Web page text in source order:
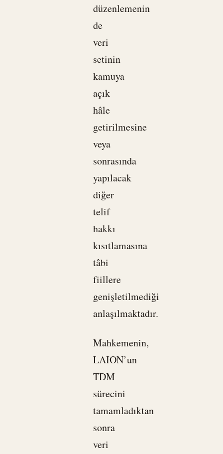
düzenlemenin
de
veri
setinin
kamuya
açık
hâle
getirilmesine
veya
sonrasında
yapılacak
diğer
telif
hakkı
kısıtlamasına
tâbi
fiillere
genişletilmediği
anlaşılmaktadır.
Mahkemenin,
LAION’un
TDM
sürecini
tamamladıktan
sonra
veri